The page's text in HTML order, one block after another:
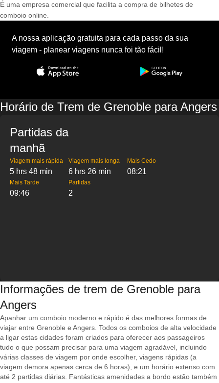
É uma empresa comercial que facilita a compra de bilhetes de
comboio online.
A nossa aplicação gratuita para cada passo da sua
viagem - planear viagens nunca foi tão fácil!
Horário de Trem de Grenoble para Angers
Partidas da
manhã
Viagem mais rápida
5 hrs 48 min
Viagem mais longa
6 hrs 26 min
Mais Cedo
08:21
Mais Tarde
09:46
Partidas
2
Informações de trem de Grenoble para
Angers
Apanhar um comboio moderno e rápido é das melhores formas de
viajar entre Grenoble e Angers. Todos os comboios de alta velocidade
a ligar estas cidades foram criados para oferecer aos passageiros
tudo o que possam precisar para uma viagem agradável, incluindo
várias classes de viagem por onde escolher, viagens rápidas (a
viagem demora apenas cerca de 6 horas), e um horário extenso com
até 2 partidas diárias. Fantásticas amenidades a bordo estão também